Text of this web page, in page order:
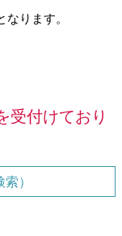
ります。
受付けており
）